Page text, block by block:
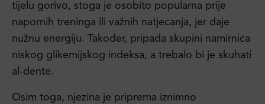
tijelu gorivo, stoga je osobito popularna prije
napornih treninga ili važnih natjecanja, jer daje
nužnu energiju. Također, pripada skupini namirnica
niskog glikemijskog indeksa, a trebalo bi je skuhati
al-dente.
Osim toga, njezina je priprema iznimno